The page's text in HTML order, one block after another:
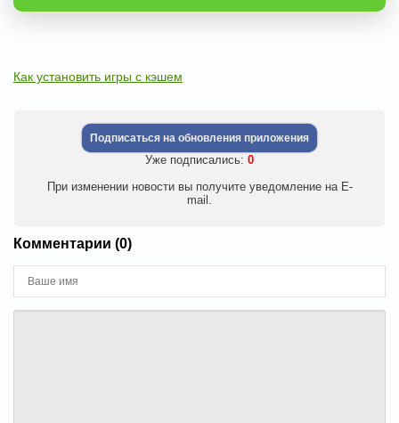
Как установить игры с кэшем
Подписаться на обновления приложения
Уже подписались: 0
При изменении новости вы получите уведомление на E-
mail.
Комментарии (0)